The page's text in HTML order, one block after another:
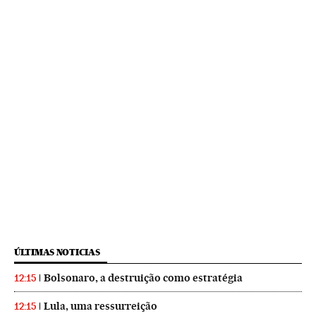
ÚLTIMAS NOTICIAS
12:15 Bolsonaro, a destruição como estratégia
12:15 Lula, uma ressurreição